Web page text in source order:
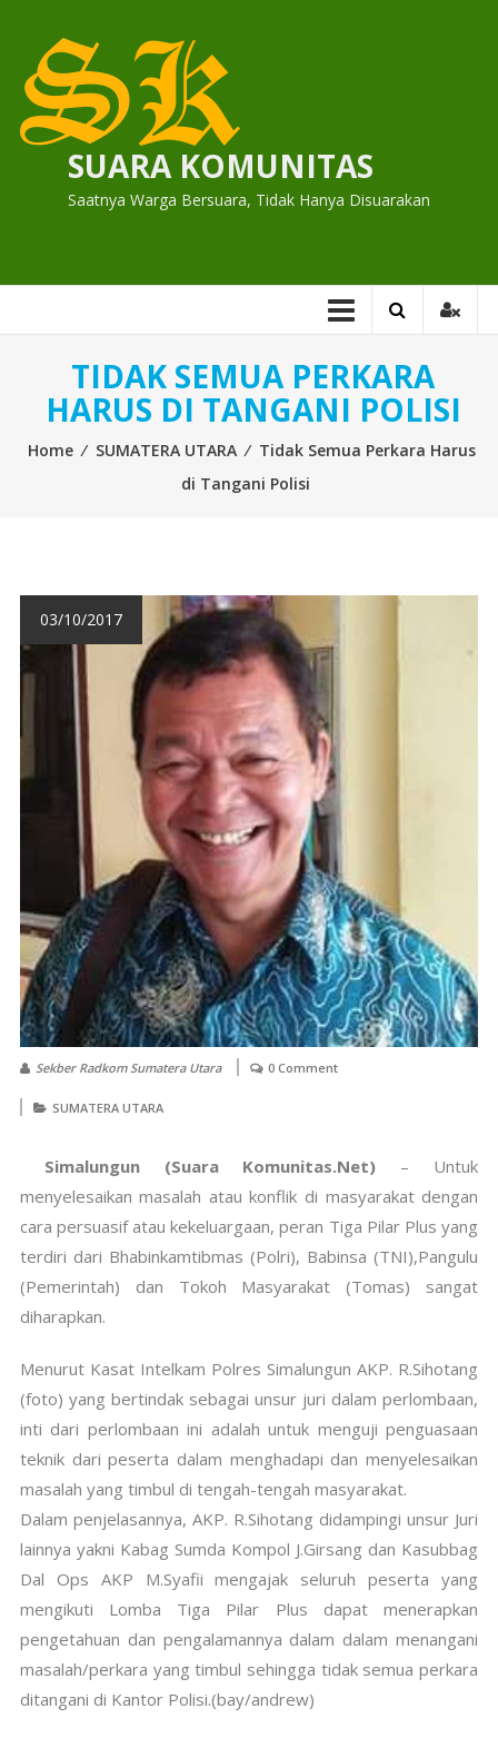
content
SUARA KOMUNITAS
Saatnya Warga Bersuara, Tidak Hanya Disuarakan
TIDAK SEMUA PERKARA
HARUS DI TANGANI POLISI
Home ⁄ SUMATERA UTARA ⁄ Tidak Semua Perkara Harus
di Tangani Polisi
03/10/2017
Sekber Radkom Sumatera Utara 0 Comment
SUMATERA UTARA
Simalungun (Suara Komunitas.Net) – Untuk
menyelesaikan masalah atau konflik di masyarakat dengan
cara persuasif atau kekeluargaan, peran Tiga Pilar Plus yang
terdiri dari Bhabinkamtibmas (Polri), Babinsa (TNI),Pangulu
(Pemerintah) dan Tokoh Masyarakat (Tomas) sangat
diharapkan.
Menurut Kasat Intelkam Polres Simalungun AKP. R.Sihotang
(foto) yang bertindak sebagai unsur juri dalam perlombaan,
inti dari perlombaan ini adalah untuk menguji penguasaan
teknik dari peserta dalam menghadapi dan menyelesaikan
masalah yang timbul di tengah-tengah masyarakat.
Dalam penjelasannya, AKP. R.Sihotang didampingi unsur Juri
lainnya yakni Kabag Sumda Kompol J.Girsang dan Kasubbag
Dal Ops AKP M.Syafii mengajak seluruh peserta yang
mengikuti Lomba Tiga Pilar Plus dapat menerapkan
pengetahuan dan pengalamannya dalam dalam menangani
masalah/perkara yang timbul sehingga tidak semua perkara
ditangani di Kantor Polisi.(bay/andrew)